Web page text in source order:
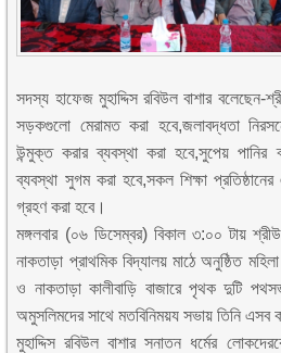
সদস্য হাফেজ মুহাদ্দিস রবিউল বাশার বলেছেন-
সড়কগুলো মেরামত করা হবে,জলাবদ্ধতা
উন্মুক্ত করার ব্যবস্থা করা হবে,সুপেয় পানির
ব্যবস্থা সুগম করা হবে,সকল শিক্ষা
গ্রহণ করা হবে।
মঙ্গলবার (০৬ ডিসেম্বর) বিকাল ৩:০০ টায়
নাকতাড়া প্রাথমিক বিদ্যালয় মাঠে অনুষ্ঠিত
ও নাকতাড়া কালীবাড়ি বাজারে পৃথক দুটি
অমুসলিমদের সাথে মতবিনিময়য সভায় তিনি এসব
মুহাদ্দিস রবিউল বাশার সনাতন ধর্মের